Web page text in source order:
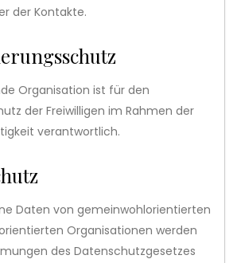
der Kontakte.
Organisation ist für den
der Freiwilligen im Rahmen der
verantwortlich.
Daten von gemeinwohlorientierten
Organisationen werden
des Datenschutzgesetzes